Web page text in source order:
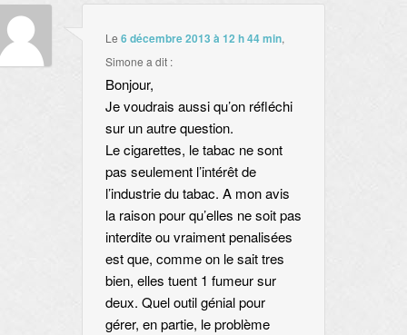
Le 6 décembre 2013 à 12 h 44 min,
Simone a dit :
Bonjour,
Je voudrais aussi qu’on réfléchi
sur un autre question.
Le cigarettes, le tabac ne sont
pas seulement l’intérêt de
l’industrie du tabac. A mon avis
la raison pour qu’elles ne soit pas
interdite ou vraiment penalisées
est que, comme on le sait tres
bien, elles tuent 1 fumeur sur
deux. Quel outil génial pour
gérer, en partie, le problème